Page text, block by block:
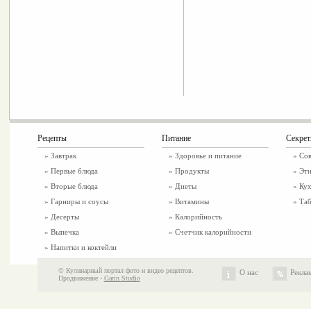
Рецепты
» Завтрак
» Первые блюда
» Вторые блюда
» Гарниры и соусы
» Десерты
» Выпечка
» Напитки и коктейли
Питание
» Здоровье и питание
» Продукты
» Диеты
» Витамины
» Калорийность
» Счетчик калорийности
»
»
»
»
© Кулинарный портал фото и видео рецептов.
Продвижение - Garin Studio
О нас